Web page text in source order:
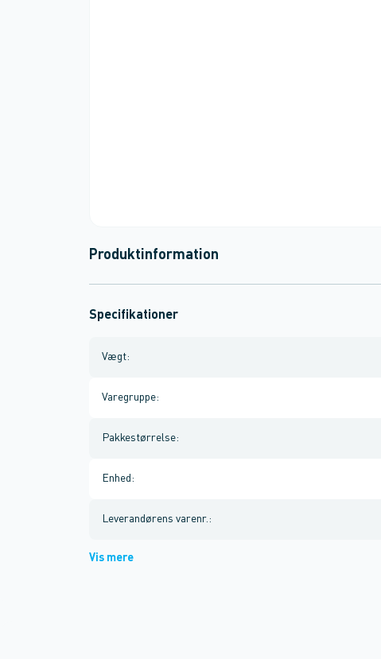
Produktinformation
Specifikationer
Vægt:
Varegruppe:
Pakkestørrelse:
Enhed :
Leverandørens varenr. :
Vis mere